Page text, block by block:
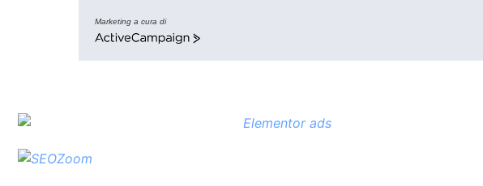
Marketing a cura di
ActiveCampaign